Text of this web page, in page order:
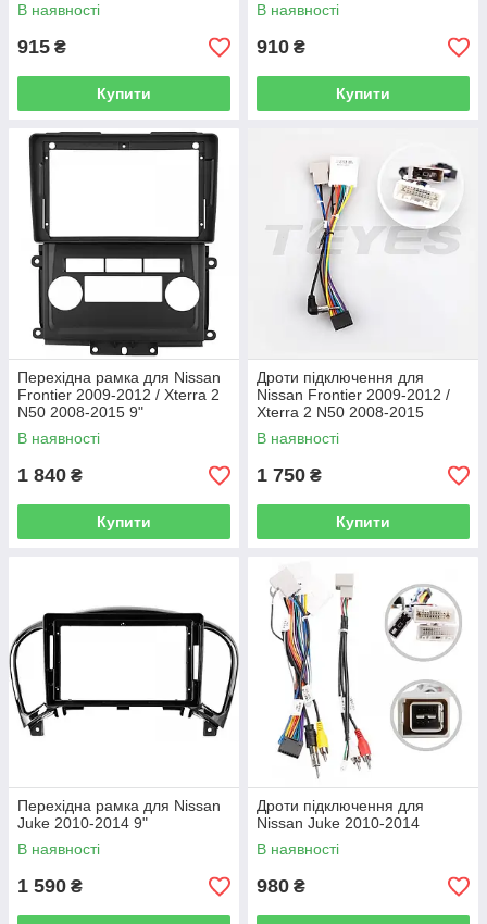
В наявності
915 ₴
Купити
В наявності
910 ₴
Купити
Перехідна рамка для Nissan
Frontier 2009-2012 / Xterra 2
N50 2008-2015 9"
В наявності
1 840 ₴
Купити
Дроти підключення для
Nissan Frontier 2009-2012 /
Xterra 2 N50 2008-2015
В наявності
1 750 ₴
Купити
Перехідна рамка для Nissan
Juke 2010-2014 9"
В наявності
1 590 ₴
Дроти підключення для
Nissan Juke 2010-2014
В наявності
980 ₴